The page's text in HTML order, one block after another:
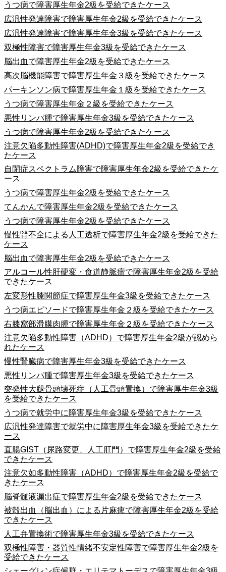
うつ病で障害厚生年金2級を受給できたケース
広汎性発達障害で障害厚生年金2級を受給できたケース
広汎性発達障害で障害厚生年金3級を受給できたケース
双極性障害で障害厚生年金3級を受給できたケース
脳出血で障害厚生年金2級を受給できたケース
高次脳機能障害で障害厚生年金３級を受給できたケース
パーキンソン病で障害厚生年金１級を受給できたケース
うつ病で障害厚生年金２級を受給できたケース
悪性リンパ腫で障害厚生年金3級を受給できたケース
うつ病で障害厚生年金2級を受給できたケース
注意欠陥多動性障害(ADHD)で障害厚生年金2級を受給でき
たケース
自閉症スペクトラム障害で障害厚生年金2級を受給できたケ
ース
うつ病で障害厚生年金2級を受給できたケース
てんかんで障害厚生年金2級を受給できたケース
うつ病で障害厚生年金2級を受給できたケース
慢性腎不全による人工透析で障害厚生年金2級を受給できた
ケース
脳出血で障害厚生年金2級を受給できたケース
アルコール性肝硬変・食道静脈瘤で障害厚生年金2級を受給
できたケース
左変形性膝関節症で障害厚生年金3級を受給できたケース
うつ病エピソードで障害厚生年金２級を受給できたケース
右膝窩部滑膜肉腫で障害厚生年金２級を受給できたケース
注意欠陥多動性障害（ADHD）で障害厚生年金2級が認めら
れたケース
慢性腎臓病で障害厚生年金3級を受給できたケース
悪性リンパ腫で障害厚生年金3級を受給できたケース
突発性大腿骨頭壊死症（人工骨頭置換）で障害厚生年金3級
を受給できたケース
うつ病で就労中に障害厚生年金3級を受給できたケース
広汎性発達障害で就労中に障害厚生年金3級を受給できたケ
ース
直腸GIST（尿路変更、人工肛門）で障害厚生年金2級を受給
できたケース
注意欠如多動性障害（ADHD）で障害厚生年金2級を受給で
きたケース
脳脊髄液漏出症で障害厚生年金2級を受給できたケース
被殻出血（脳出血）による片麻痺で障害厚生年金2級を受給
できたケース
人工弁置換術で障害厚生年金3級を受給できたケース
双極性障害・器質性情緒不安定性障害で障害厚生年金2級を
受給できたケース